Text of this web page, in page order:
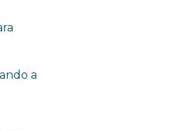
a